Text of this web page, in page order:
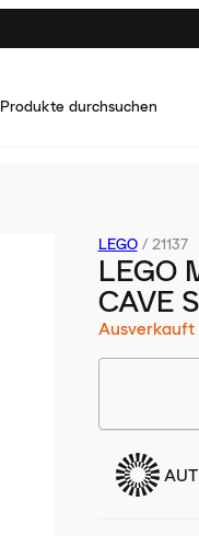
Produkte durchsuchen
LEGO / 21137
LEGO
CAVE
Ausverkauft